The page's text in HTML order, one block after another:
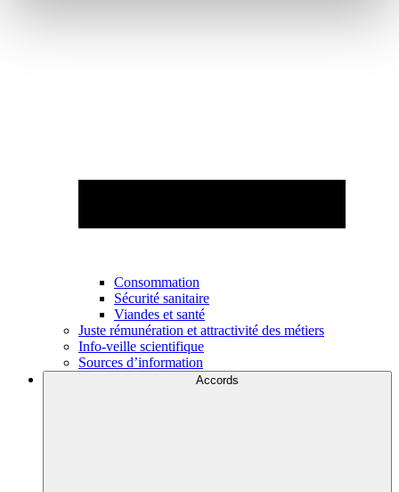
Consommation
Sécurité sanitaire
Viandes et santé
Juste rémunération et attractivité des métiers
Info-veille scientifique
Sources d’information
Accords